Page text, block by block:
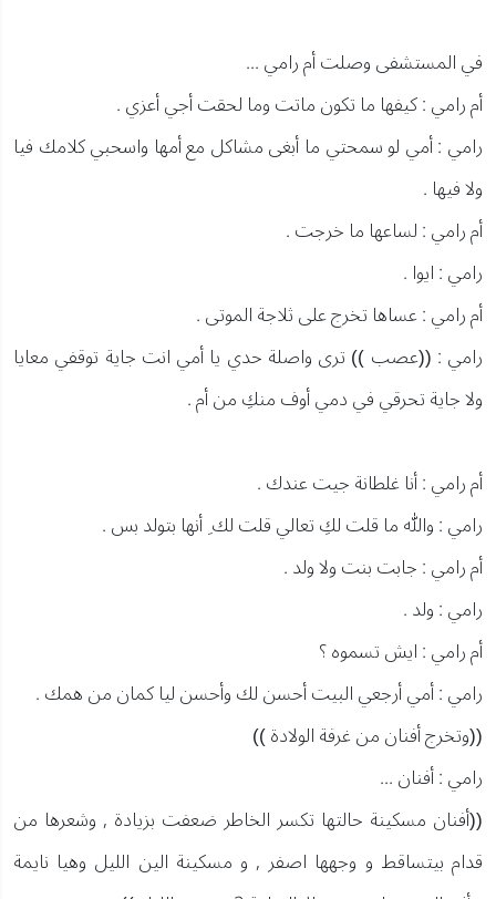
في المستشفى وصلت أم رامي ...
أم رامي : كيفها ما تكون ماتت وما لحقت أجي أعزي .
رامي : أمي لو سمحتي ما أبغى مشاكل مع أمها واسحبي كلامك فيا
ولا فيها .
أم رامي : لساعها ما خرجت .
رامي : ايوا .
أم رامي : عساها تخرج على ثلاجة الموتى .
رامي : ((عصب )) ترى واصلة حدي يا أمي انت جاية توقفي معايا
ولا جاية تحرقي في دمي أوف منكِ من أم .
أم رامي : أنا غلطانة جيت عندك .
رامي : والله ما قلت لكِ تعالي قلت لك ِ أنها بتولد بس .
أم رامي : جابت بنت ولا ولد .
رامي : ولد .
أم رامي : ايش تسموه ؟
رامي : أمي أرجعي البيت أحسن لك وأحسن ليا كمان من همك .
((وتخرج أفنان من غرفة الولادة ))
رامي : أفنان ...
((أفنان مسكينة حالتها تكسر الخاطر ضعفت بزيادة , وشعرها من
قدام بيتساقط و وجهها اصفر , و مسكينة الين الليل وهيا نايمة